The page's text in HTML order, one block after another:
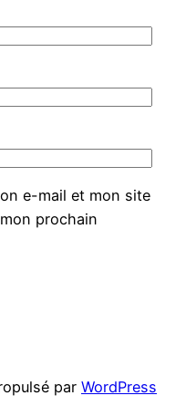
e-mail et mon site
prochain
par WordPress